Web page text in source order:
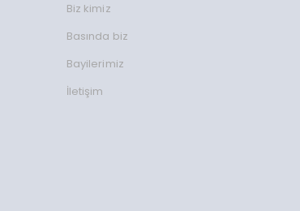
Biz kimiz
Basında biz
Bayilerimiz
İletişim